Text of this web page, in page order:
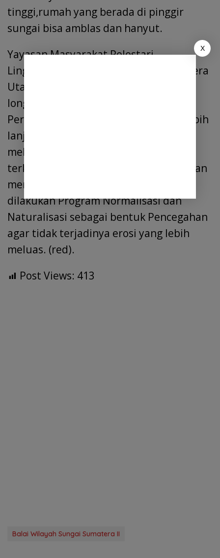
tinggi,rumah yang berada di pinggir
sungai bisa amblas dan hanyut.
Yayasan Masyarakat Pelestari
Lingkungan Indonesia Propinsi Sumatera
Utara, melakukan survey ke lokasi
longsoran tanah tersebut bersama
Perangkat Desa Tanjung Morawa-A, lebih
lanjut Yayasan Mapel Sumut akan
melakukan koordinasi kepada pihak
terkait sebagai Pemangku Kebijakan,dan
menyarankan sungai untuk dapat
dilakukan Program Normalisasi dan
Naturalisasi sebagai bentuk Pencegahan
agar tidak terjadinya erosi yang lebih
meluas. (red).
Post Views: 413
Balai Wilayah Sungai Sumatera II
X